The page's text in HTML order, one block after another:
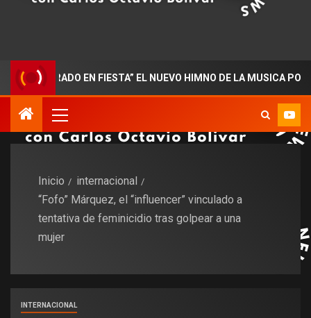
EN FIESTA” EL NUEVO HIMNO DE LA MUSICA POPULAR
Inicio
internacional
“Fofo” Márquez, el “influencer” vinculado a
tentativa de feminicidio tras golpear a una
mujer
INTERNACIONAL